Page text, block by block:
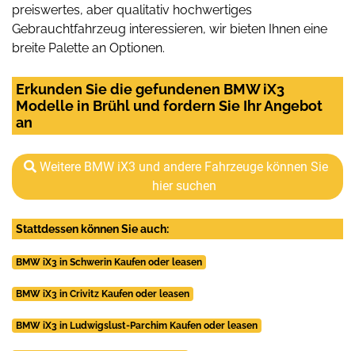
preiswertes, aber qualitativ hochwertiges
Gebrauchtfahrzeug interessieren, wir bieten Ihnen eine
breite Palette an Optionen.
Erkunden Sie die gefundenen BMW iX3
Modelle in Brühl und fordern Sie Ihr Angebot
an
Weitere BMW iX3 und andere Fahrzeuge können Sie
hier suchen
Stattdessen können Sie auch:
BMW iX3 in Schwerin Kaufen oder leasen
BMW iX3 in Crivitz Kaufen oder leasen
BMW iX3 in Ludwigslust-Parchim Kaufen oder leasen